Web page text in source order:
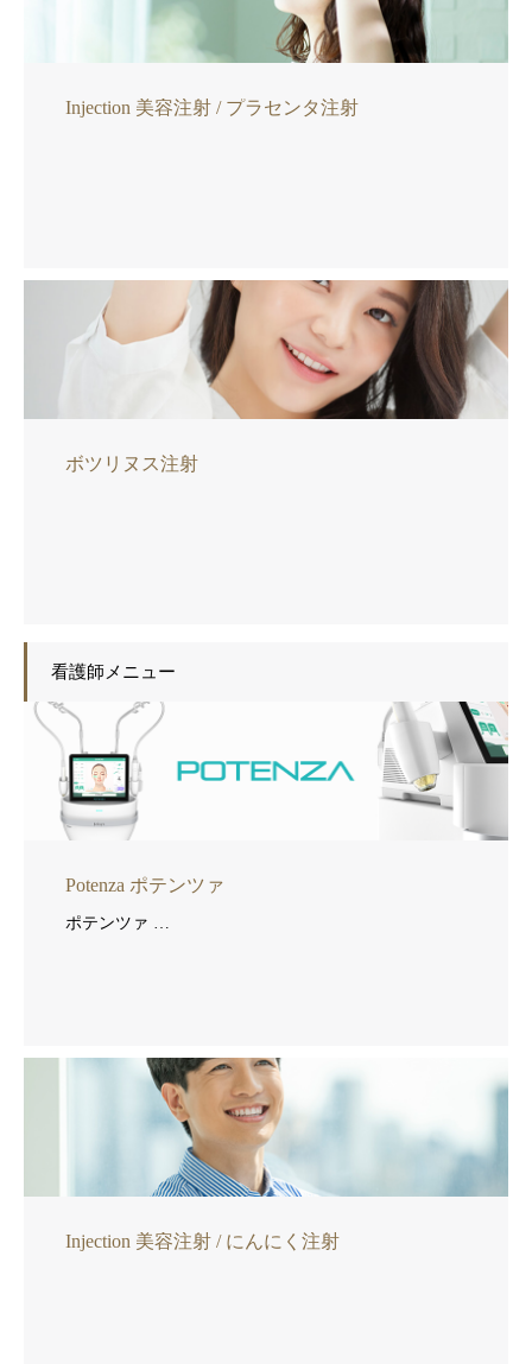
Injection 美容注射 / プラセンタ注射
ボツリヌス注射
看護師メニュー
Potenza ポテンツァ
ポテンツァ …
Injection 美容注射 / にんにく注射